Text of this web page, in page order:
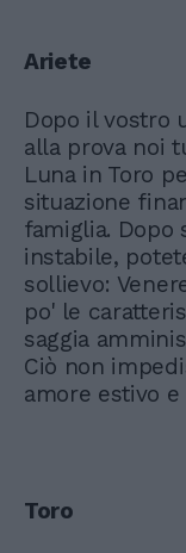
Ariete
Dopo il vostro
alla prova noi
Luna in Toro
situazione
famiglia. Dopo
instabile,
sollievo:
po' le
saggia
Ciò non
amore estivo e
Toro